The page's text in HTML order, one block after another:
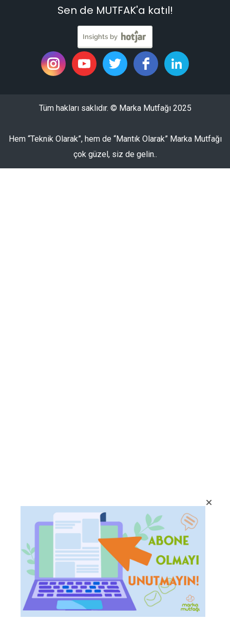
Sen de MUTFAK'a katıl!
Tüm hakları saklıdır. © Marka Mutfağı 2025
Hem “Teknik Olarak”, hem de “Mantık Olarak” Marka Mutfağı
çok güzel, siz de gelin..